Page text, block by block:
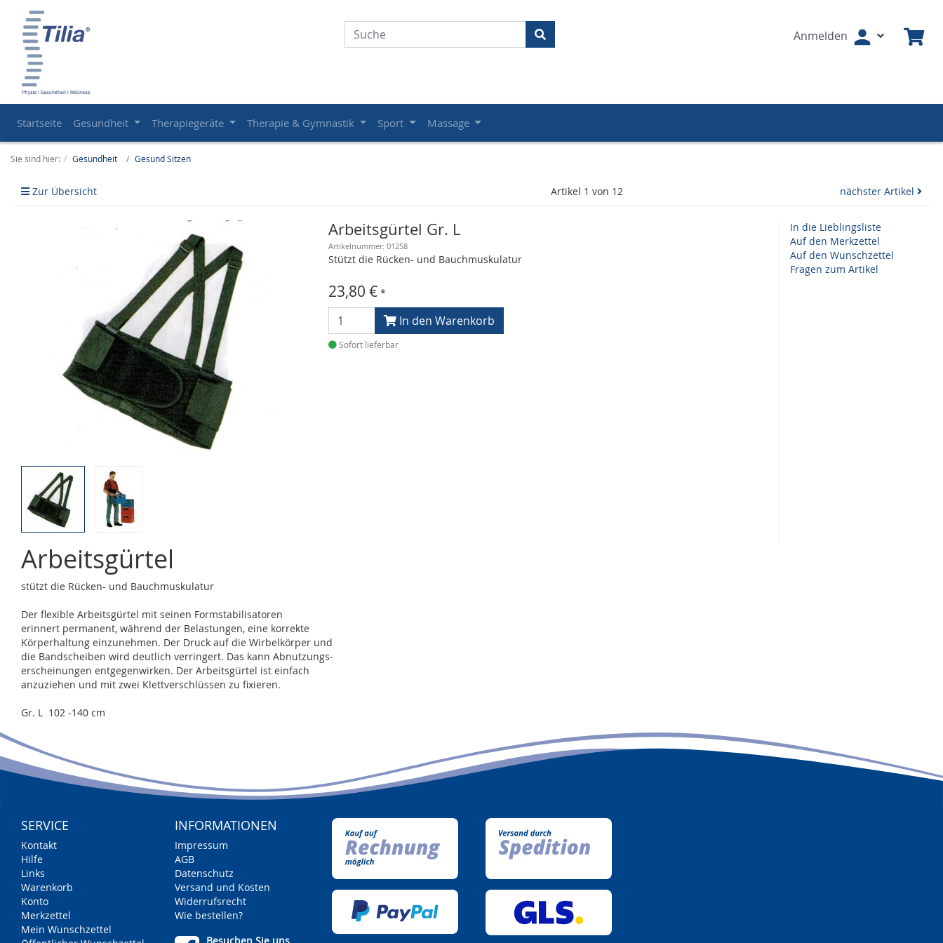
Anmelden
Startseite Gesundheit Therapiegeräte Therapie & Gymnastik Sport Massage
Sie sind hier: Gesundheit Gesund Sitzen
Zur Übersicht Artikel 1 von 12 nächster Artikel
Arbeitsgürtel Gr. L
Artikelnummer: 01258
Stützt die Rücken- und Bauchmuskulatur
23,80 € *
In den Warenkorb
Sofort lieferbar
In die Lieblingsliste
Auf den Merkzettel
Auf den Wunschzettel
Fragen zum Artikel
Arbeitsgürtel
stützt die Rücken- und Bauchmuskulatur
Der flexible Arbeitsgürtel mit seinen Formstabilisatoren
erinnert permanent, während der Belastungen, eine korrekte
Körperhaltung einzunehmen. Der Druck auf die Wirbelkörper und
die Bandscheiben wird deutlich verringert. Das kann Abnutzungs-
erscheinungen entgegenwirken. Der Arbeitsgürtel ist einfach
anzuziehen und mit zwei Klettverschlüssen zu fixieren.
Gr. L 102 -140 cm
SERVICE
Kontakt
Hilfe
Links
Warenkorb
Konto
Merkzettel
Mein Wunschzettel
INFORMATIONEN
Impressum
AGB
Datenschutz
Versand und Kosten
Widerrufsrecht
Wie bestellen?